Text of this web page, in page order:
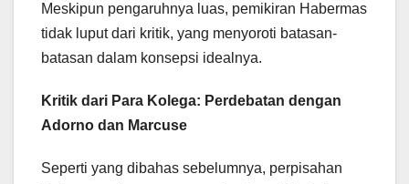
Meskipun pengaruhnya luas, pemikiran Habermas
tidak luput dari kritik, yang menyoroti batasan-
batasan dalam konsepsi idealnya.
Kritik dari Para Kolega: Perdebatan dengan
Adorno dan Marcuse
Seperti yang dibahas sebelumnya, perpisahan